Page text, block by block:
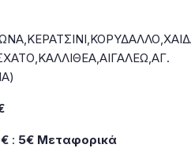
: 5€ Μεταφορικά